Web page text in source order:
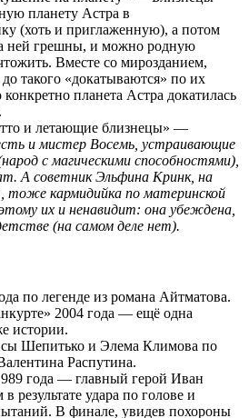
планету Астра в
(хоть и приглаженную), а потом
ней грешны, и можно родную
Вместе со мирозданием,
такого «докатываются» по их
планета Астра докатилась
и летающие близнецы» —
и мистер Восемь, устраивающие
с магическими способностями),
А советник Эльфина Кринк, на
кармидийка по материнской
их и ненавидит: она убеждена,
(на самом деле нет).
по легенде из романа Айтматова.
2004 года — ещё одна
истории.
Шепитько и Элема Климова по
Распутина.
года — главный герой Иван
результате удара по голове и
В финале, увидев похороны